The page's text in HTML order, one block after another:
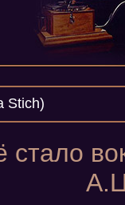
Stich)
стало